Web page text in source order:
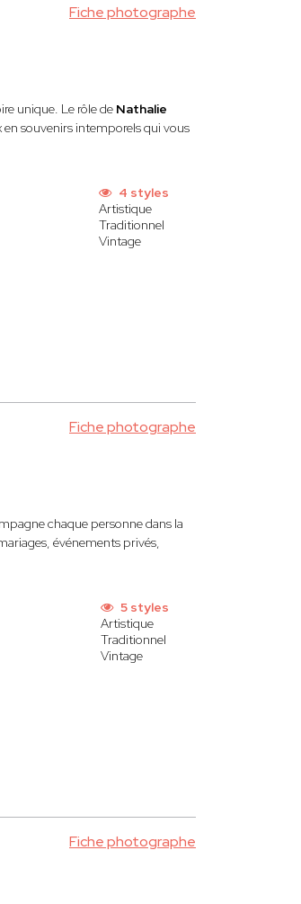
Fiche photographe
unique. Le rôle de Nathalie
souvenirs intemporels qui vous
4 styles
Artistique
Traditionnel
Vintage
Fiche photographe
chaque personne dans la
événements privés,
5 styles
Artistique
Traditionnel
Vintage
Fiche photographe